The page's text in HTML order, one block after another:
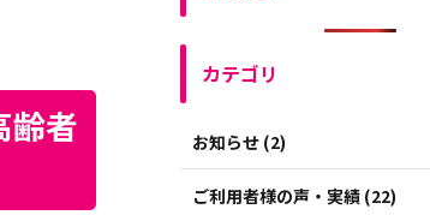
齢者
カテゴリ
お知らせ (2)
ご利用者様の声・実績 (22)